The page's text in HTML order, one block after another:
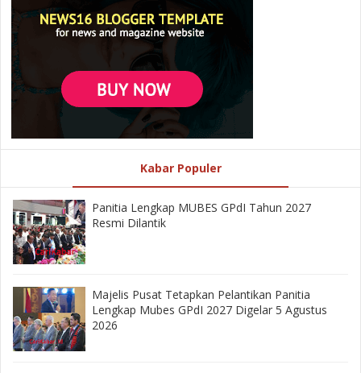
Kabar Populer
Panitia Lengkap MUBES GPdI Tahun 2027
Resmi Dilantik
Majelis Pusat Tetapkan Pelantikan Panitia
Lengkap Mubes GPdI 2027 Digelar 5 Agustus
2026